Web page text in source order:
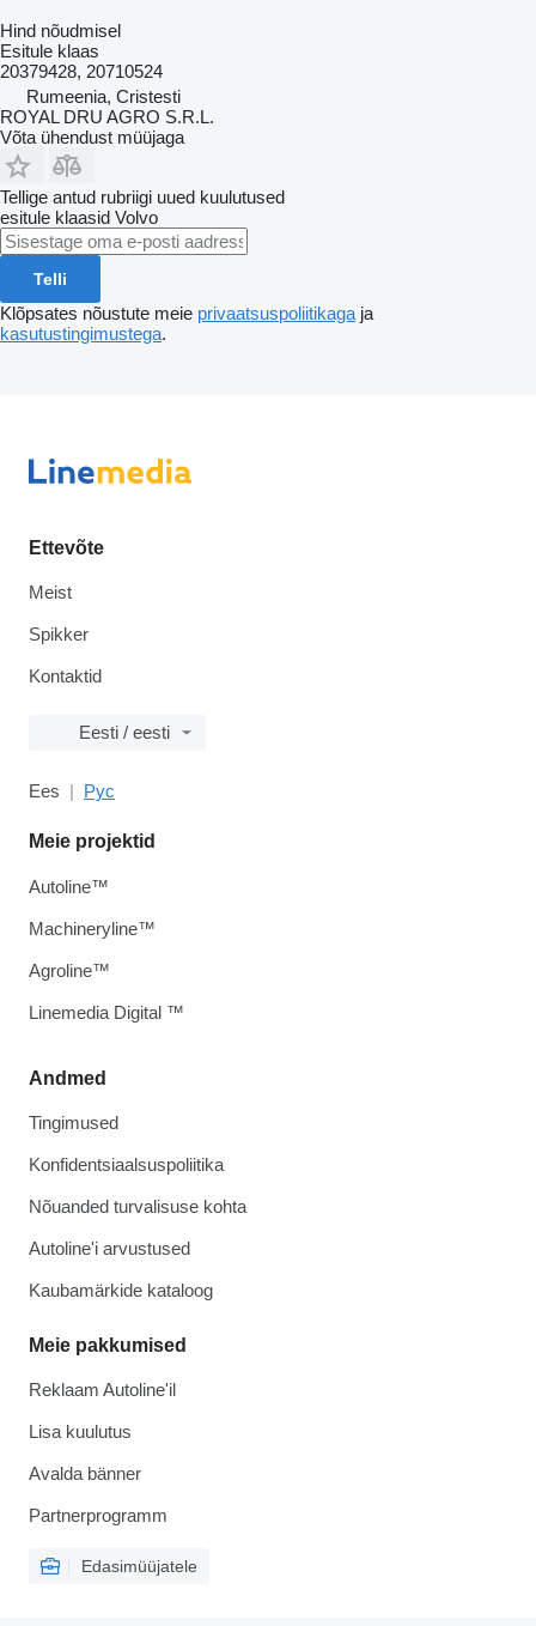
Hind nõudmisel
Esitule klaas
20379428, 20710524
Rumeenia, Cristesti
ROYAL DRU AGRO S.R.L.
Võta ühendust müüjaga
Tellige antud rubriigi uued kuulutused
esitule klaasid Volvo
Telli
Klõpsates nõustute meie privaatsuspoliitikaga ja
kasutustingimustega.
Ettevõte
Meist
Spikker
Kontaktid
Eesti / eesti
Ees Рус
Andmed
Tingimused
Konfidentsiaalsuspoliitika
Nõuanded turvalisuse kohta
Autoline'i arvustused
Kaubamärkide kataloog
Meie pakkumised
Reklaam Autoline'il
Lisa kuulutus
Avalda bänner
Partnerprogramm
Edasimüüjatele
Meie projektid
Autoline™
Machineryline™
Agroline™
Linemedia Digital ™